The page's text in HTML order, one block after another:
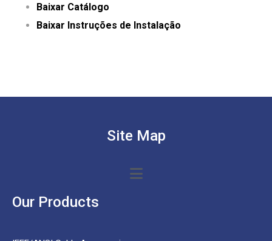
Baixar Catálogo
Baixar Instruções de Instalação
Site Map
Our Products